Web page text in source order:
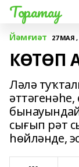
Торатау
Йәмғиәт 27 МАЯ ,
КӨТӨП
Ләлә
сығып рәт
һөйләнде,